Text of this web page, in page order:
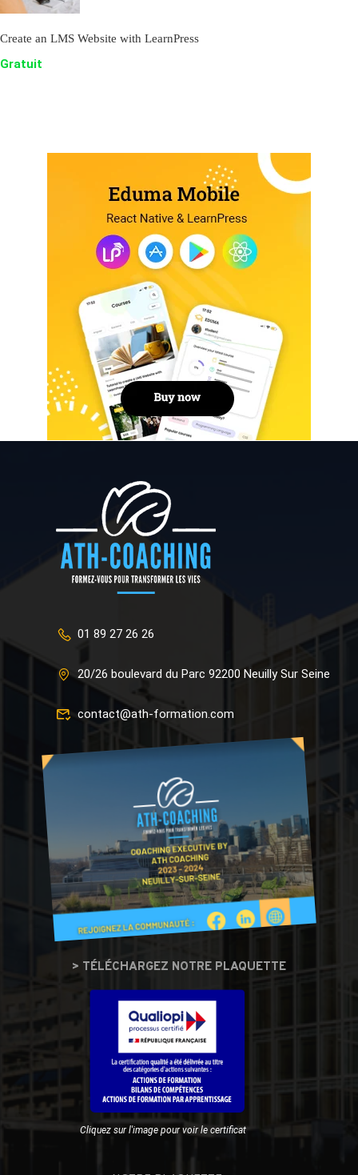
Create an LMS Website with LearnPress
Gratuit
01 89 27 26 26
20/26 boulevard du Parc 92200 Neuilly Sur Seine
contact@ath-formation.com
> TÉLÉCHARGEZ NOTRE PLAQUETTE
Cliquez sur l'image pour voir le certificat